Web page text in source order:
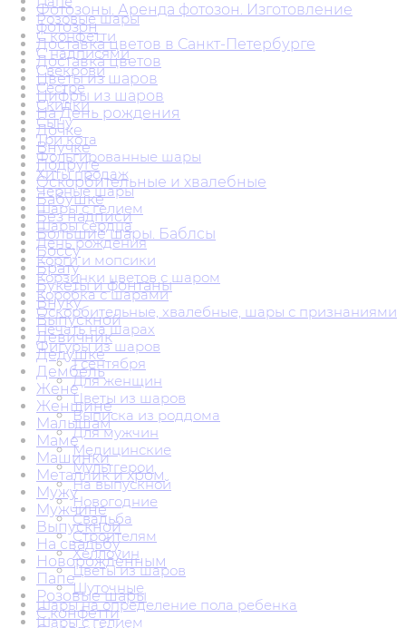
Розовые шары
С конфетти
С надписями
Свекрови
Сестре
Скидки
Сыну
Три кота
Фольгированные шары
Хиты продаж
Черные шары
Шары с гелием
Шары сердца
День рождения
Корги и мопсики
Корзинки цветов с шаром
Коробка с шарами
Оскорбительные, хвалебные, шары с признаниями
Печать на шарах
Фигуры из шаров
1 сентября
Для женщин
Цветы из шаров
Выписка из роддома
Для мужчин
Медицинские
Мультгерои
На выпускной
Новогодние
Свадьба
Строителям
Хеллоуин
Цветы из шаров
Шуточные
Шары на определение пола ребенка
Шары с гелием
Фотозоны. Аренда фотозон. Изготовление
фотозон
Доставка цветов в Санкт-Петербурге
Доставка цветов
Цветы из шаров
Цифры из шаров
На День рождения
Дочке
Внучке
Подруге
Оскорбительные и хвалебные
Бабушке
Без надписи
Большие шары. Баблсы
Боссу
Брату
Букеты и фонтаны
Внуку
Выпускной
Девичник
Дедушке
Дембель
Жене
Женщине
Малышам
Маме
Машинки
Металлик и хром
Мужу
Мужчине
Выпускной
На свадьбу
Новорожденным
Папе
Розовые шары
С конфетти